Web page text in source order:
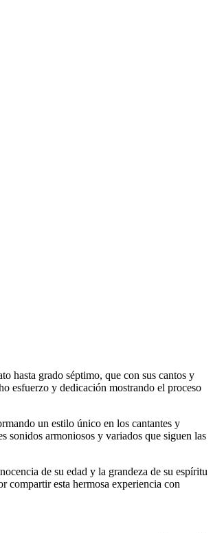
hasta grado séptimo, que con sus cantos y
esfuerzo y dedicación mostrando el proceso
un estilo único en los cantantes y
sonidos armoniosos y variados que siguen las
de su edad y la grandeza de su espíritu
compartir esta hermosa experiencia con